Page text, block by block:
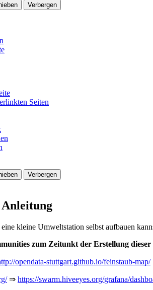
Verbergen
Seiten
Verbergen
kleine Umweltstation selbst aufbauen
zum Zeitunkt der Erstellung dieser
opendata-stuttgart.github.io/feinstaub-map/
⇒ https://swarm.hiveeyes.org/grafana/